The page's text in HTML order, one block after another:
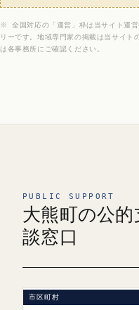
※ 全国対応の「運営」枠は当サイト運
リーです。地域専門家の掲載は当サイト
は各事務所にご確認ください。
PUBLIC SUPPORT
大熊町の公的
談窓口
市区町村